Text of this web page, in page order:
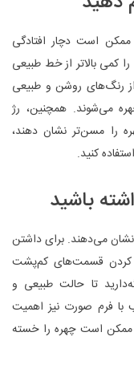
است دچار افتادگی
کمی بالاتر از خط طبیعی
از رنگ‌های روشن و طبیعی
می‌شوند. همچنین، رژ
را مسن‌تر نشان دهند،
کنید.
باشید
می‌دهند. برای داشتن
پر کردن قسمت‌های کم‌پشت
تا حالت طبیعی و
با فرم صورت نیز اهمیت
ممکن است چهره را خسته